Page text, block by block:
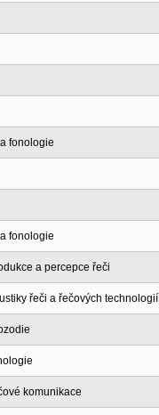
fonologie
fonologie
a percepce řeči
řeči a řečových technologií
komunikace